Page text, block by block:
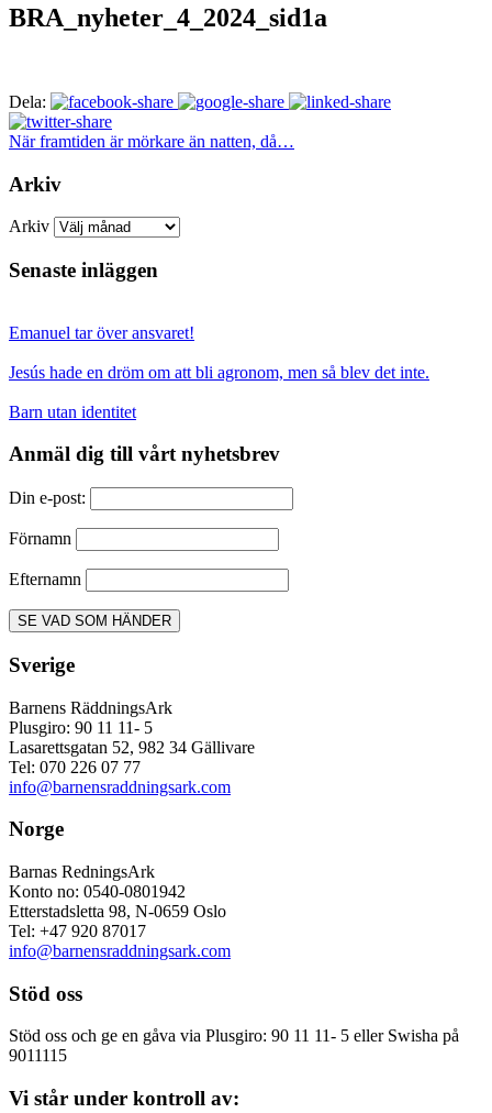
BRA_nyheter_4_2024_sid1a
Dela:
När framtiden är mörkare än natten, då…
Arkiv
Arkiv
Senaste inläggen
Emanuel tar över ansvaret!
Jesús hade en dröm om att bli agronom, men så blev det inte.
Barn utan identitet
Anmäl dig till vårt nyhetsbrev
Din e-post:
Förnamn
Efternamn
Sverige
Barnens RäddningsArk
Plusgiro: 90 11 11- 5
Lasarettsgatan 52, 982 34 Gällivare
Tel: 070 226 07 77
info@barnensraddningsark.com
Norge
Barnas RedningsArk
Konto no: 0540-0801942
Etterstadsletta 98, N-0659 Oslo
Tel: +47 920 87017
info@barnensraddningsark.com
Stöd oss
Stöd oss och ge en gåva via Plusgiro: 90 11 11- 5 eller Swisha på
9011115
Vi står under kontroll av: